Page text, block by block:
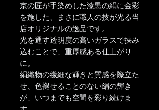
京の匠が手染めした漆黒の絹に金彩
を施した、まさに職人の技が光る当
店オリジナルの逸品です。
光を通す透明度の高いガラスで挟み
込むことで、重厚感ある仕上がり
に。
絹織物の繊細な輝きと質感を際立た
せ、色褪せることのない絹の輝き
が、いつまでも空間を彩り続けま